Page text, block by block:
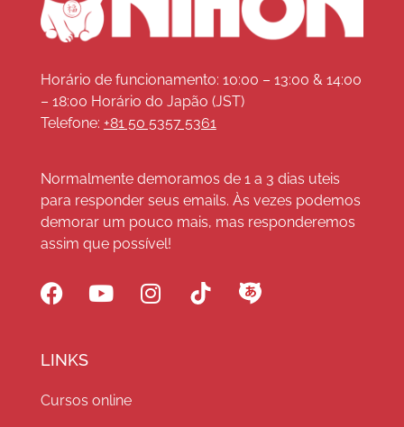
Horário de funcionamento: 10:00 – 13:00 & 14:00
– 18:00 Horário do Japão (JST)
Telefone: +81 50 5357 5361
Normalmente demoramos de 1 a 3 dias uteis
para responder seus emails. Às vezes podemos
demorar um pouco mais, mas responderemos
assim que possível!
LINKS
Cursos online